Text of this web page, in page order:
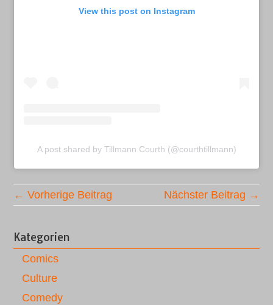
View this post on Instagram
A post shared by Tillmann Courth (@courthtillmann)
← Vorherige Beitrag Nächster Beitrag →
Kategorien
Comics
Culture
Comedy